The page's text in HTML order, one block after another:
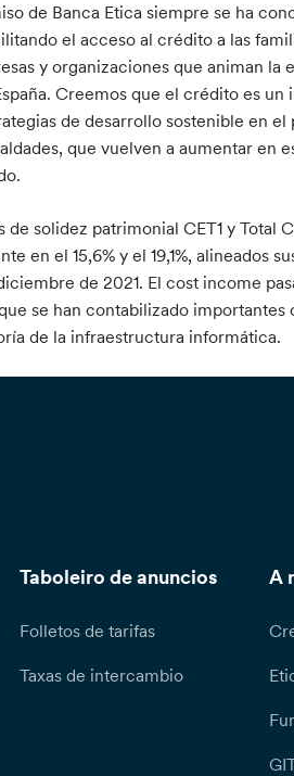
de Banca Etica siempre se ha
el acceso al crédito a las
y organizaciones que animan la
Creemos que el crédito es un
de desarrollo sostenible en el
que vuelven a aumentar en
de solidez patrimonial CET1 y Total
en el 15,6% y el 19,1%, alineados
de 2021. El cost income
se han contabilizado importantes
de la infraestructura informática.
Taboleiro de anuncios
Folletos de tarifas
Taxas de intercambio
A